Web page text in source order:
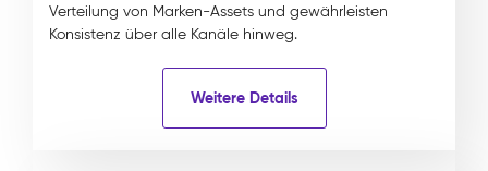
Verteilung von Marken-Assets und gewährleisten
Konsistenz über alle Kanäle hinweg.
Weitere Details